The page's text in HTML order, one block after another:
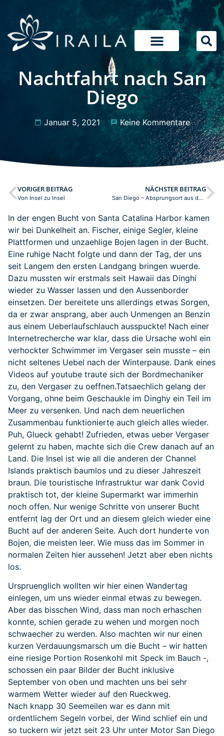
Nachtfahrt nach San
Diego
Januar 5, 2021 Keine Kommentare
VORIGER BEITRAG
Von Insel zu Insel
NÄCHSTER BEITRAG
San Diego – Absprungsort aus den USA
In der engen Bucht von Santa Catalina Harbor kamen
wir bei Dunkelheit an. Fischer, einige Segler, kleine
Plattformen und unzaehlige Bojen lagen in der Bucht.
Eine ruhige Nacht folgte und dann der Tag, der uns
seit Langem den ersten Landgang bringen wuerde.
Dazu mussten wir erstmals seit Hawaii das Dinghi
wieder zu Wasser lassen und den Aussenborder
einsetzen. Der bereitete uns allerdings etwas Sorgen,
da er zwar ansprang, aber auch Unmengen an Benzin
aus einem Ueberlaufschlauch ausspuckte! Nach einer
Internetrecherche war klar, dass die Ursache wohl ein
verhockter Schwimmer im Vergaser sein musste – ein
nicht seltenes Uebel nach der Winterpause. Dank eines
Videos auf youtube traute sich der Bordmechaniker
zu, den Vergaser zu oeffnen.Tatsaechlich gelang der
Vorgang, ohne beim Geschaukle im Dinghy ein Teil im
Meer zu versenken. Und nach dem neuerlichen
Zusammenbau funktionierte auch gleich alles wieder.
Puh, Glueck gehabt! Zufrieden, etwas ueber Vergaser
gelernt zu haben, machte sich die Crew danach auf an
Land. Die Insel ist wie all die anderen der Channel
Islands praktisch baumlos und zu dieser Jahreszeit
braun. Die touristische Infrastruktur war dank Covid
praktisch tot, der kleine Supermarkt war immerhin
noch offen. Nur wenige Schritte von unserer Bucht
entfernt lag der Ort und an diesem gleich wieder eine
Bucht auf der anderen Seite. Auch dort hunderte von
Bojen, die meisten leer. Wie muss das im Sommer in
normalen Zeiten hier aussehen! Jetzt aber eben nichts
los.
Urspruenglich wollten wir hier einen Wandertag
einlegen, um uns wieder einmal etwas zu bewegen.
Aber das bisschen Wind, dass man noch erhaschen
konnte, schien gerade zu wehen und morgen noch
schwaecher zu werden. Also machten wir nur einen
kurzen Verdauungsmarsch um die Bucht – wir hatten
eine riesige Portion Rosenkohl mit Speck im Bauch -,
schossen ein paar Bilder der Bucht inklusive
September von oben und machten uns bei sehr
warmem Wetter wieder auf den Rueckweg.
Nach knapp 30 Seemeilen war es dann mit
ordentlichem Segeln vorbei, der Wind schlief ein und
so tuckern wir jetzt seit 23 Uhr unter Motor San Diego